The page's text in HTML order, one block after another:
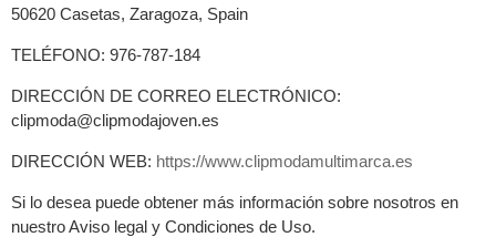
50620 Casetas, Zaragoza, Spain
TELÉFONO: 976-787-184
DIRECCIÓN DE CORREO ELECTRÓNICO:
clipmoda@clipmodajoven.es
DIRECCIÓN WEB: https://www.clipmodamultimarca.es
Si lo desea puede obtener más información sobre nosotros en
nuestro Aviso legal y Condiciones de Uso.